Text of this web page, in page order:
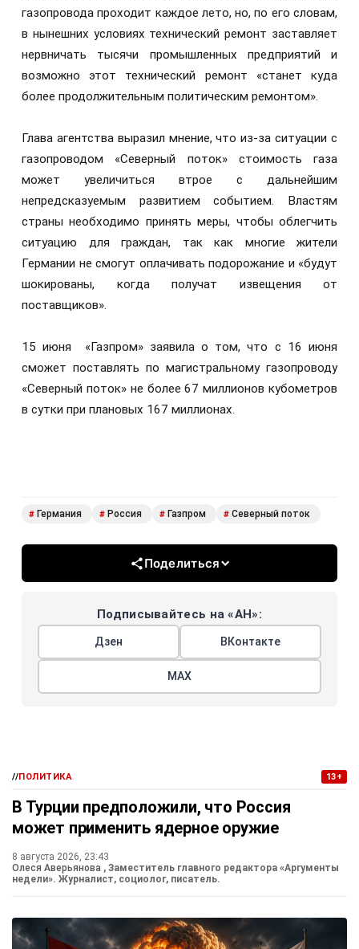
газопровода проходит каждое лето, но, по его словам,
в нынешних условиях технический ремонт заставляет
нервничать тысячи промышленных предприятий и
возможно этот технический ремонт «станет куда
более продолжительным политическим ремонтом».
Глава агентства выразил мнение, что из-за ситуации с
газопроводом «Северный поток» стоимость газа
может увеличиться втрое с дальнейшим
непредсказуемым развитием событием. Властям
страны необходимо принять меры, чтобы облегчить
ситуацию для граждан, так как многие жители
Германии не смогут оплачивать подорожание и «будут
шокированы, когда получат извещения от
поставщиков».
15 июня «Газпром» заявила о том, что с 16 июня
сможет поставлять по магистральному газопроводу
«Северный поток» не более 67 миллионов кубометров
в сутки при плановых 167 миллионах.
# Германия # Россия # Газпром # Северный поток
Поделиться
Подписывайтесь на «АН»:
Дзен ВКонтакте
МАХ
//ПОЛИТИКА 13+
В Турции предположили, что Россия
может применить ядерное оружие
8 августа 2026, 23:43
Олеся Аверьянова , Заместитель главного редактора «Аргументы
недели». Журналист, социолог, писатель.